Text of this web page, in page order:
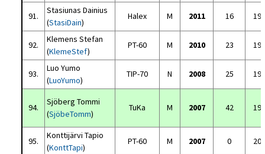
91.
Stasiunas Dainius
(StasiDain)
Halex M 2011 16
92.
Klemens Stefan
(KlemeStef)
PT-60 M 2010 23
93.
Luo Yumo
(LuoYumo)
TIP-70 N 2008 25
94.
Sjöberg Tommi
(SjöbeTomm)
TuKa M 2007 42
95.
Konttijärvi Tapio
(KonttTapi)
PT-60 M 2007 0